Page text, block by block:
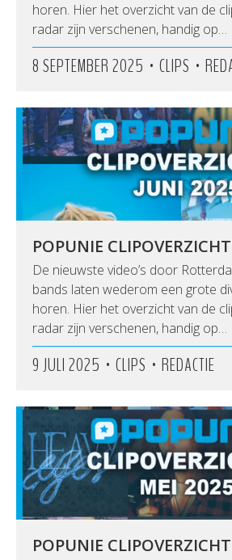
horen. Hier het overzicht van de
radar zijn verschenen, handig op…
8 SEPTEMBER 2025 • CLIPS •
POPUNIE
De nieuwste video’s door
bands laten wederom een grote
horen. Hier het overzicht van de
radar zijn verschenen, handig op…
9 JULI 2025 • CLIPS • REDACTIE
POPUNIE